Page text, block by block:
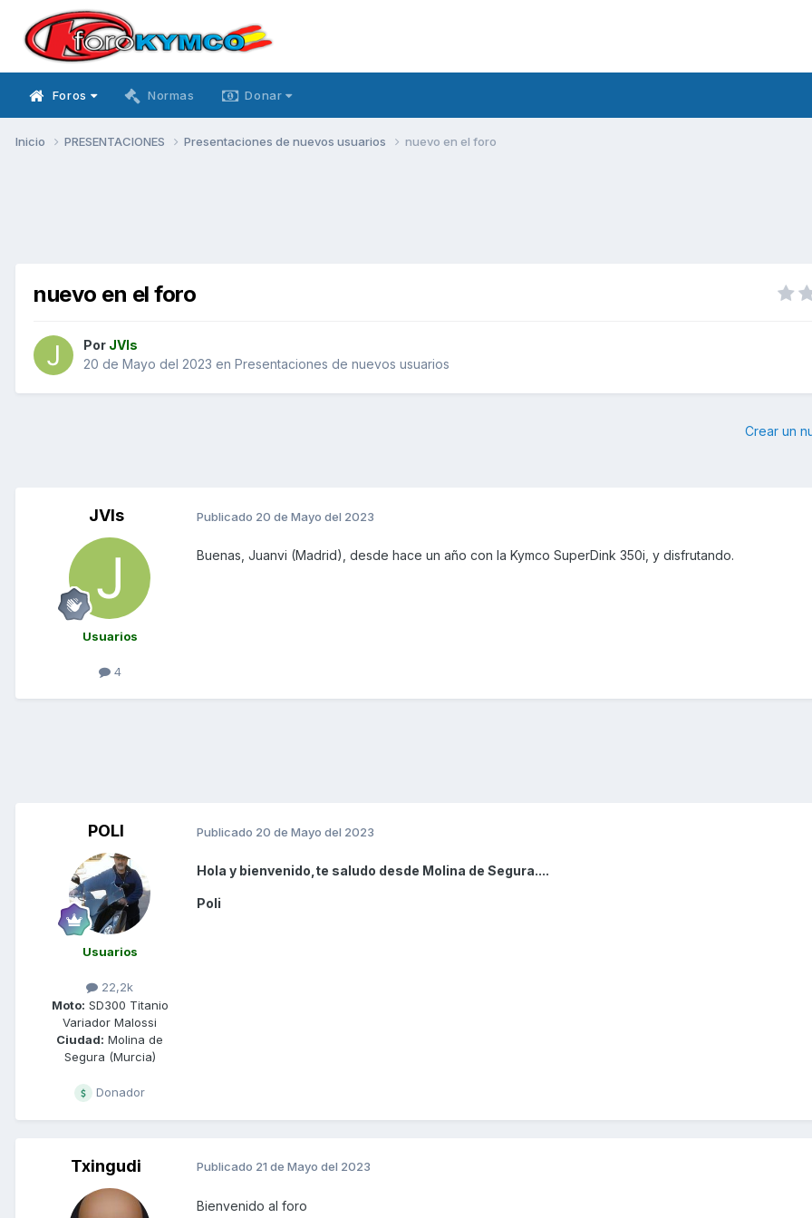
Foros Normas Donar
Inicio PRESENTACIONES Presentaciones de nuevos usuarios nuevo en el foro
nuevo en el foro
Por JVls
20 de Mayo del 2023 en Presentaciones de nuevos usuarios
Crear un
JVls
Usuarios
4
Publicado 20 de Mayo del 2023
Buenas, Juanvi (Madrid), desde hace un año con la Kymco SuperDink 350i, y disfrutando.
POLI
Usuarios
22,2k
Moto: SD300 Titanio
Variador Malossi
Ciudad: Molina de
Segura (Murcia)
Donador
Publicado 20 de Mayo del 2023
Hola y bienvenido,te saludo desde Molina de Segura....
Poli
Txingudi Publicado 21 de Mayo del 2023
Bienvenido al foro